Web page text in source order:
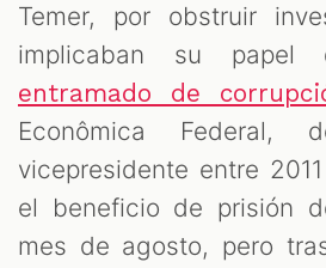
Temer, por obstruir
implicaban su
entramado de
Econômica Federal,
vicepresidente entre
el beneficio de prisión
mes de agosto, pero